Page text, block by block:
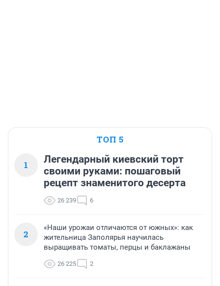
ТОП 5
1
Легендарный киевский торт
своими руками: пошаговый
рецепт знаменитого десерта
26 239 6
2
«Наши урожаи отличаются от южных»: как
жительница Заполярья научилась
выращивать томаты, перцы и баклажаны
26 225 2